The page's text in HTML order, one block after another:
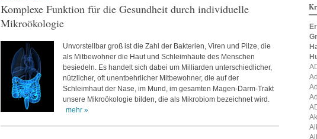
Komplexe Funktion für die Gesundheit durch individuelle
Mikroökologie
Unvorstellbar groß ist die Zahl der Bakterien, Viren und Pilze, die
als Mitbewohner die Haut und Schleimhäute des Menschen
besiedeln. Es handelt sich dabei um Milliarden unterschiedlicher,
nützlicher, oft unentbehrlicher Mitbewohner, die auf der
Schleimhaut der Nase, im Mund, im gesamten Magen-Darm-Trakt
unsere Mikroökologie bilden, die als Mikrobiom bezeichnet wird.
mehr »